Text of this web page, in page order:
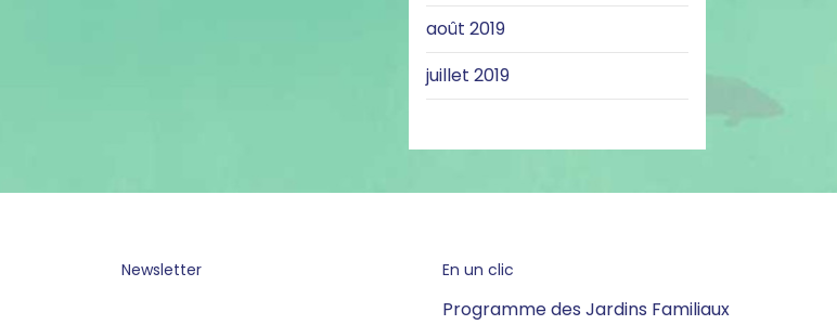
août 2019
juillet 2019
Newsletter En un clic
Programme des Jardins Familiaux